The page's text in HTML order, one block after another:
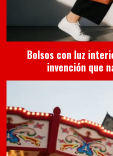
Bolsos con luz
invención que